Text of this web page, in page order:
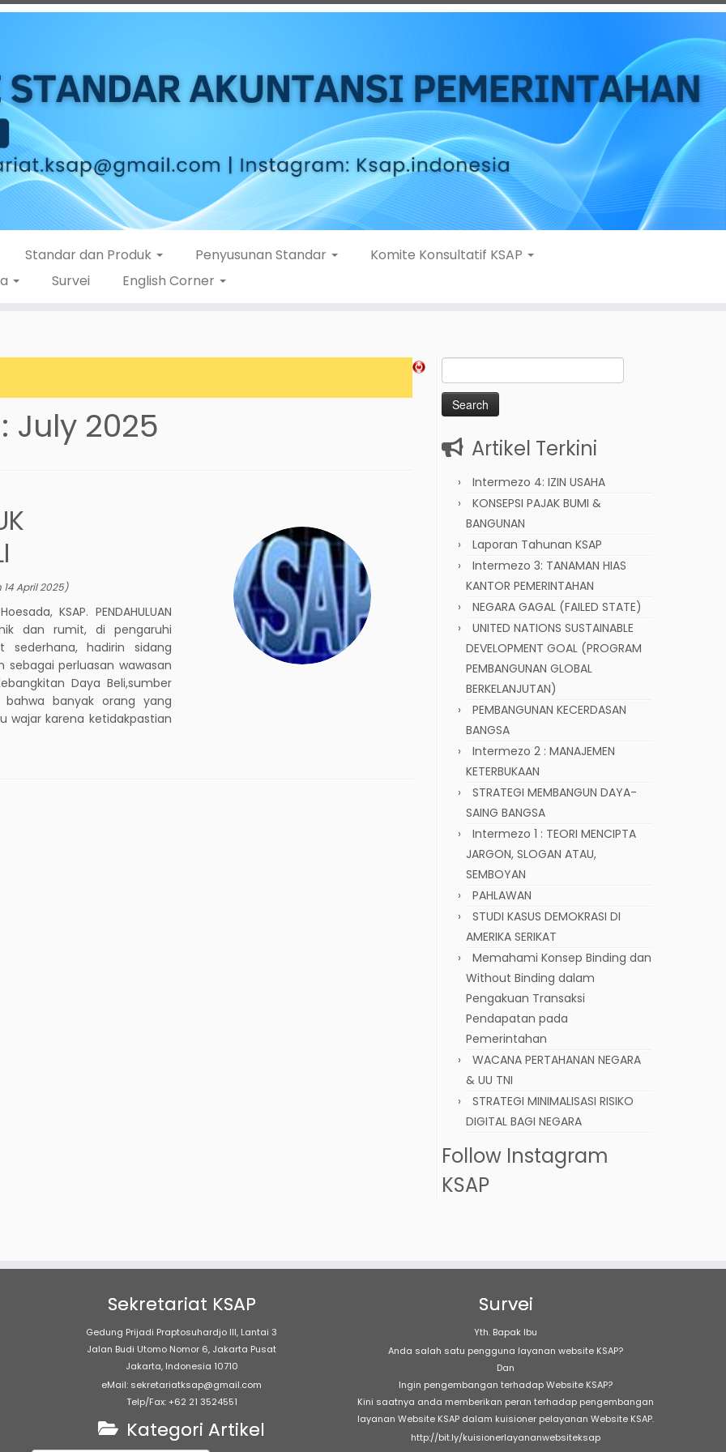
Standar dan Produk Penyusunan Standar
Komite Konsultatif KSAP
Survei English Corner
July 2025
14 April 2025)
KSAP. PENDAHULUAN
dan rumit, di pengaruhi
sederhana, hadirin sidang
perluasan wawasan
Daya Beli,sumber
banyak orang yang
wajar karena ketidakpastian
Search
for:
Artikel Terkini
Intermezo 4: IZIN USAHA
KONSEPSI PAJAK BUMI &
BANGUNAN
Laporan Tahunan KSAP
Intermezo 3: TANAMAN HIAS
KANTOR PEMERINTAHAN
NEGARA GAGAL (FAILED STATE)
UNITED NATIONS SUSTAINABLE
DEVELOPMENT GOAL (PROGRAM
PEMBANGUNAN GLOBAL
BERKELANJUTAN)
PEMBANGUNAN KECERDASAN
BANGSA
Intermezo 2 : MANAJEMEN
KETERBUKAAN
STRATEGI MEMBANGUN DAYA-
SAING BANGSA
Intermezo 1 : TEORI MENCIPTA
JARGON, SLOGAN ATAU,
SEMBOYAN
PAHLAWAN
STUDI KASUS DEMOKRASI DI
AMERIKA SERIKAT
Memahami Konsep Binding dan
Without Binding dalam
Pengakuan Transaksi
Pendapatan pada
Pemerintahan
WACANA PERTAHANAN NEGARA
& UU TNI
STRATEGI MINIMALISASI RISIKO
DIGITAL BAGI NEGARA
Follow Instagram
KSAP
Sekretariat KSAP
Gedung Prijadi Praptosuhardjo III, Lantai 3
Jalan Budi Utomo Nomor 6, Jakarta Pusat
Jakarta, Indonesia 10710
eMail: sekretariatksap@gmail.com
Telp/Fax: +62 21 3524551
Kategori Artikel
Survei
Yth. Bapak Ibu
Anda salah satu pengguna layanan website KSAP?
Dan
Ingin pengembangan terhadap Website KSAP?
Kini saatnya anda memberikan peran terhadap pengembangan
layanan Website KSAP dalam kuisioner pelayanan Website KSAP.
http://bit.ly/kuisionerlayananwebsiteksap